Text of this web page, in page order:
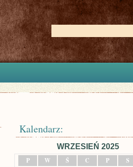
Kalendarz:
WRZESIEŃ 2025
P
W Ś C P S